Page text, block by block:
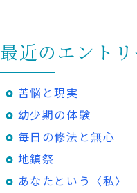
最近のエントリ
苦悩と現実
幼少期の体験
毎日の修法と無心
地鎮祭
あなたという〈私〉